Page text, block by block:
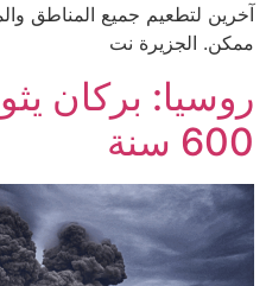
آخرين لتطعيم جميع المناطق
ممكن. الجزيرة نت
روسيا: بركان
600 سنة